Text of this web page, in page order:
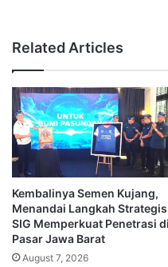
Related Articles
Kembalinya Semen Kujang,
Menandai Langkah Strategis
SIG Memperkuat Penetrasi di
Pasar Jawa Barat
August 7, 2026